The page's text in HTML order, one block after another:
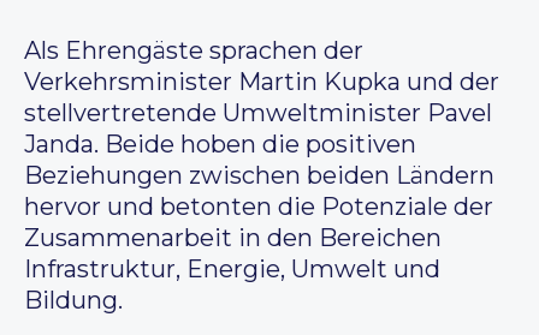
Als Ehrengäste sprachen der
Verkehrsminister Martin Kupka und der
stellvertretende Umweltminister Pavel
Janda. Beide hoben die positiven
Beziehungen zwischen beiden Ländern
hervor und betonten die Potenziale der
Zusammenarbeit in den Bereichen
Infrastruktur, Energie, Umwelt und
Bildung.